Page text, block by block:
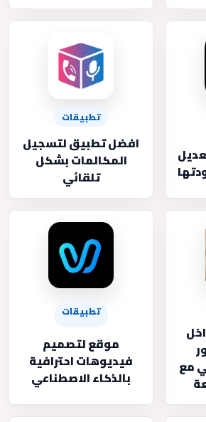
تطبيقات
افضل تطبيق لتسجيل
المكالمات بشكل
تلقائي
مع
تطبيقات
موقع لتصميم
فيديوهات احترافية
بالذكاء الاصطناعي